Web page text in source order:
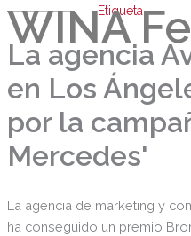
Etiqueta
WINA
La agencia
en Los
por la
Mercedes'
La agencia de marketing y
ha conseguido un premio